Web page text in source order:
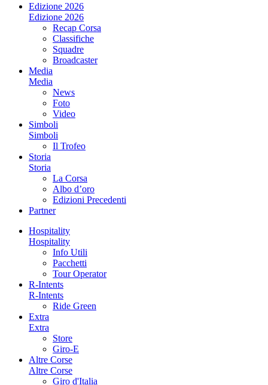
Edizione 2026
Edizione 2026
Recap Corsa
Classifiche
Squadre
Broadcaster
Media
Media
News
Foto
Video
Simboli
Simboli
Il Trofeo
Storia
Storia
La Corsa
Albo d’oro
Edizioni Precedenti
Partner
Hospitality
Hospitality
Info Utili
Pacchetti
Tour Operator
R-Intents
R-Intents
Ride Green
Extra
Extra
Store
Giro-E
Altre Corse
Altre Corse
Giro d'Italia